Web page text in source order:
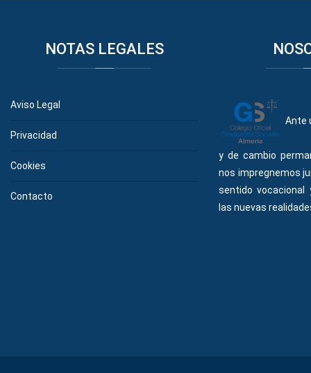
NOTASLEGALES
Aviso Legal
Privacidad
Cookies
Contacto
Ante
y de cambio
nos impregnemos
sentido
las nuevas